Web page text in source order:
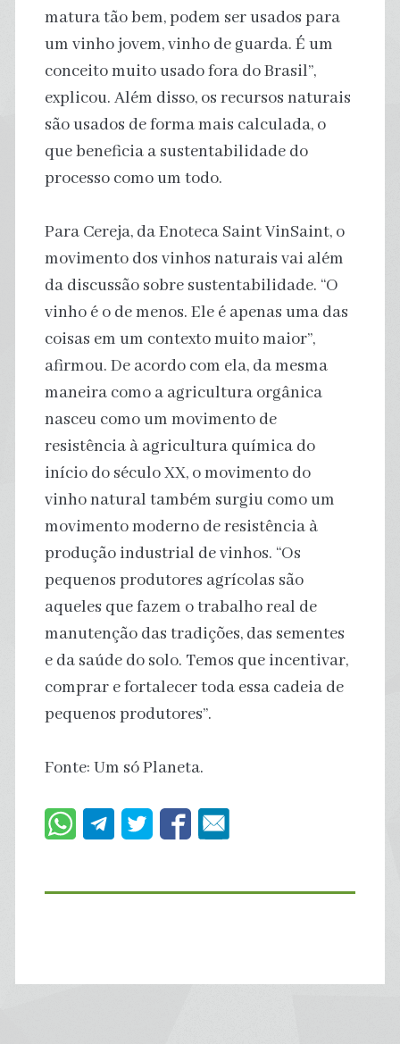
matura tão bem, podem ser usados para
um vinho jovem, vinho de guarda. É um
conceito muito usado fora do Brasil”,
explicou. Além disso, os recursos naturais
são usados de forma mais calculada, o
que beneficia a sustentabilidade do
processo como um todo.
Para Cereja, da Enoteca Saint VinSaint, o
movimento dos vinhos naturais vai além
da discussão sobre sustentabilidade. “O
vinho é o de menos. Ele é apenas uma das
coisas em um contexto muito maior”,
afirmou. De acordo com ela, da mesma
maneira como a agricultura orgânica
nasceu como um movimento de
resistência à agricultura química do
início do século XX, o movimento do
vinho natural também surgiu como um
movimento moderno de resistência à
produção industrial de vinhos. “Os
pequenos produtores agrícolas são
aqueles que fazem o trabalho real de
manutenção das tradições, das sementes
e da saúde do solo. Temos que incentivar,
comprar e fortalecer toda essa cadeia de
pequenos produtores”.
Fonte: Um só Planeta.